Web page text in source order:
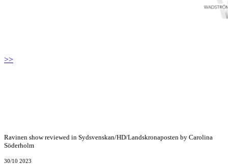
>>
Ravinen show reviewed in Sydsvenskan/HD/Landskronaposten by Carolina
Söderholm
30/10 2023